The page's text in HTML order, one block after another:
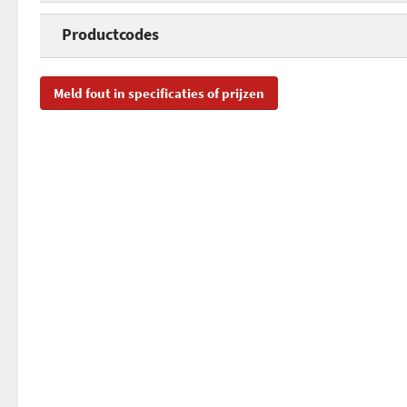
Interface
Aantal FireWire poorten
Productcodes
SKU
Meld fout in specificaties of prijzen